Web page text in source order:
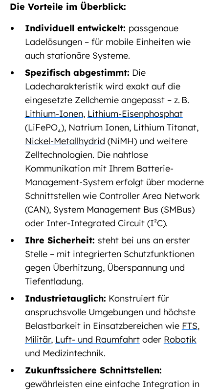
Die Vorteile im Überblick:
Individuell entwickelt: passgenaue
Ladelösungen – für mobile Einheiten wie
auch stationäre Systeme.
Spezifisch abgestimmt: Die
Ladecharakteristik wird exakt auf die
eingesetzte Zellchemie angepasst – z. B.
Lithium-Ionen, Lithium-Eisenphosphat
(LiFePO₄), Natrium Ionen, Lithium Titanat,
Nickel-Metallhydrid (NiMH) und weitere
Zelltechnologien. Die nahtlose
Kommunikation mit Ihrem Batterie-
Management-System erfolgt über moderne
Schnittstellen wie Controller Area Network
(CAN), System Management Bus (SMBus)
oder Inter-Integrated Circuit (I²C).
Ihre Sicherheit: steht bei uns an erster
Stelle – mit integrierten Schutzfunktionen
gegen Überhitzung, Überspannung und
Tiefentladung.
Industrietauglich: Konstruiert für
anspruchsvolle Umgebungen und höchste
Belastbarkeit in Einsatzbereichen wie FTS,
Militär, Luft- und Raumfahrtoder Robotik
und Medizintechnik.
Zukunftssichere Schnittstellen:
gewährleisten eine einfache Integration in